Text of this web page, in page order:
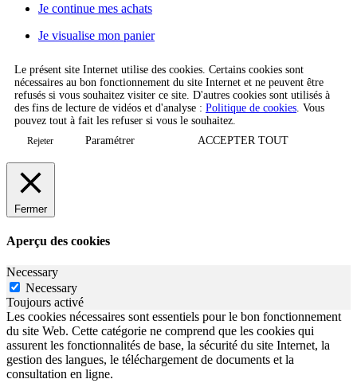
Je continue mes achats
Je visualise mon panier
Le présent site Internet utilise des cookies. Certains cookies sont
nécessaires au bon fonctionnement du site Internet et ne peuvent être
refusés si vous souhaitez visiter ce site. D'autres cookies sont utilisés à
des fins de lecture de vidéos et d'analyse : Politique de cookies . Vous
pouvez tout à fait les refuser si vous le souhaitez.
Rejeter Paramétrer ACCEPTER TOUT
Fermer
Aperçu des cookies
Necessary
Necessary
Toujours activé
Les cookies nécessaires sont essentiels pour le bon fonctionnement
du site Web. Cette catégorie ne comprend que les cookies qui
assurent les fonctionnalités de base, la sécurité du site Internet, la
gestion des langues, le téléchargement de documents et la
consultation en ligne.